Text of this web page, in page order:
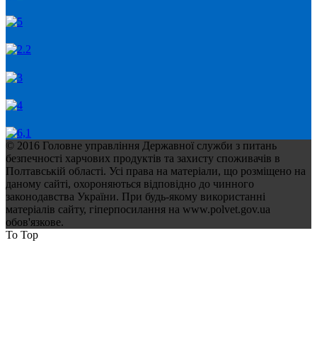
© 2016 Головне управління Державної служби з питань
безпечності харчових продуктів та захисту споживачів в
Полтавській області. Усі права на матеріали, що розміщено на
даному сайті, охороняються відповідно до чинного
законодавства України. При будь-якому використанні
матеріалів сайту, гіперпосилання на www.polvet.gov.ua
обов'язкове.
To Top